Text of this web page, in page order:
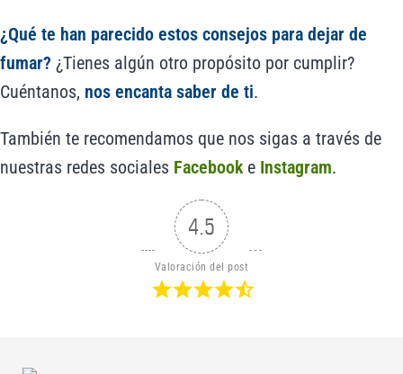
¿Qué te han parecido estos consejos para dejar de
fumar? ¿Tienes algún otro propósito por cumplir?
Cuéntanos, nos encanta saber de ti.
También te recomendamos que nos sigas a través de
nuestras redes sociales Facebook e Instagram.
4.5
Valoración del post